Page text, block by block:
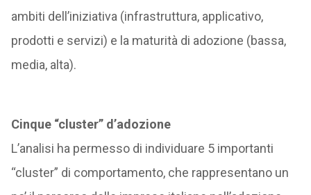
ambiti dell’iniziativa (infrastruttura, applicativo,
prodotti e servizi) e la maturità di adozione (bassa,
media, alta).
Cinque “cluster” d’adozione
L’analisi ha permesso di individuare 5 importanti
“cluster” di comportamento, che rappresentano un